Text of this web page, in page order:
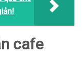
cafe